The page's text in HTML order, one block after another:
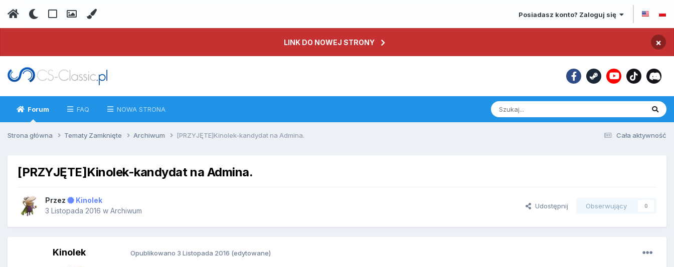
Posiadasz konto? Zaloguj się
LINK DO NOWEJ STRONY ×
Forum FAQ NOWA STRONA
Cała aktywność
Strona główna Tematy Zamknięte Archiwum [PRZYJĘTE]Kinolek-kandydat na Admina.
[PRZYJĘTE]Kinolek-kandydat na Admina.
Przez
Kinolek
3 Listopada 2016 w Archiwum
Udostępnij Obserwujący 0
Kinolek Opublikowano 3 Listopada 2016 (edytowane)